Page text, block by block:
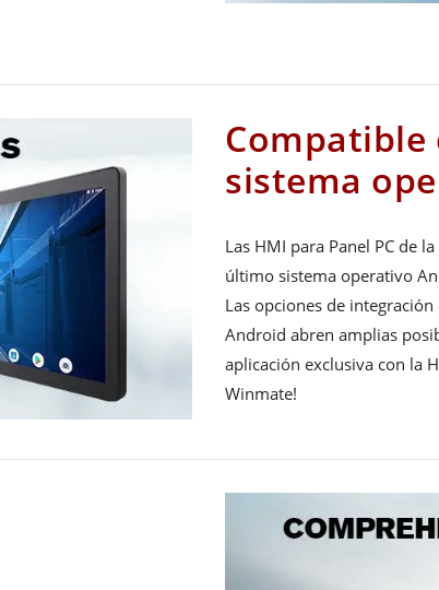
sistema
Las HMI para Panel PC de
último sistema operativo
Las opciones de
Android abren amplias
aplicación exclusiva con la
Winmate!